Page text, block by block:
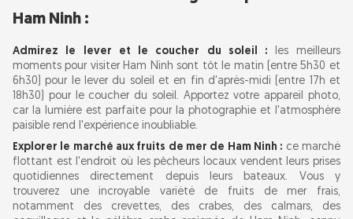
Ham Ninh :
Admirez le lever et le coucher du soleil :
les meilleurs
moments pour visiter Ham Ninh sont tôt le matin (entre 5h30 et
6h30) pour le lever du soleil et en fin d'après-midi (entre 17h et
18h30) pour le coucher du soleil. Apportez votre appareil photo,
car la lumière est parfaite pour la photographie et l'atmosphère
paisible rend l'expérience inoubliable.
Explorer le marché aux fruits de mer de Ham Ninh : ce marché
flottant est l'endroit où les pêcheurs locaux vendent leurs prises
quotidiennes directement depuis leurs bateaux. Vous y
trouverez une incroyable variété de fruits de mer frais,
notamment des crevettes, des crabes, des calmars, des